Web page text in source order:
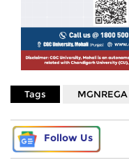
Tags MGNREGA
Follow Us